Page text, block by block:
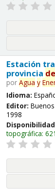
Estación
provincia de
por Agua y
Idioma:
Editor:
1998
topográfica: